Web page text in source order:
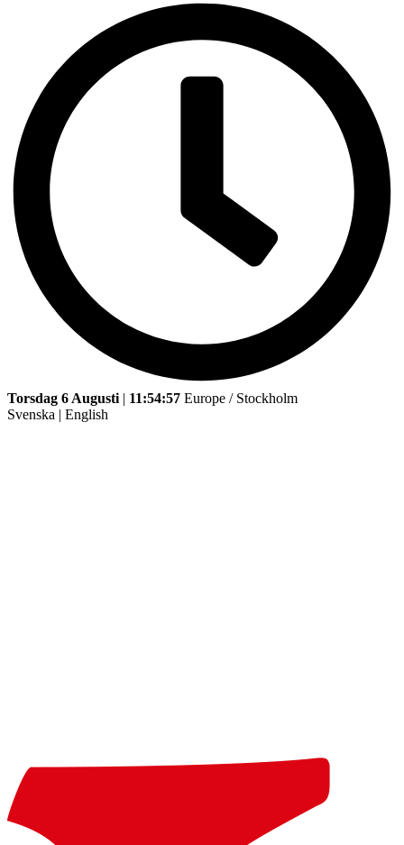
Torsdag 6 Augusti | 11:54:57 Europe / Stockholm
Svenska | English